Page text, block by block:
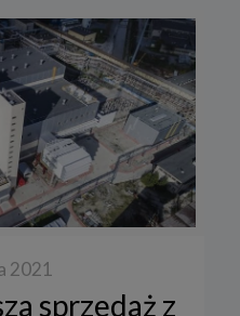
2021
sprzedaż z